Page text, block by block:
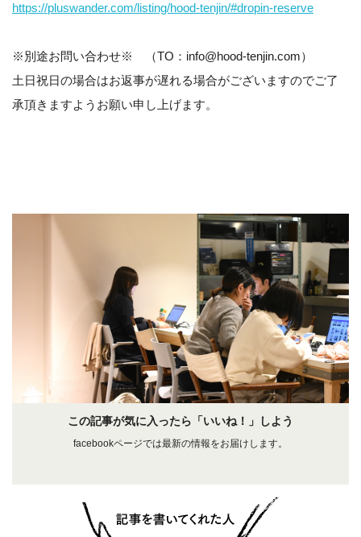
https://pluswander.com/listing/hood-tenjin/#dropin-reserve
※別途お問い合わせ※ （TO：info@hood-tenjin.com）
土日祝日の場合はお返事が遅れる場合がございますのでご了
承頂きますようお願い申し上げます。
この記事が気に入ったら「いいね！」しよう
facebookページでは最新の情報をお届けします。